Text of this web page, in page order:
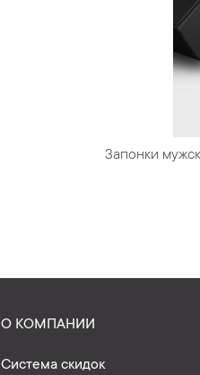
Запонки
О КОМПАНИИ
Система скидок